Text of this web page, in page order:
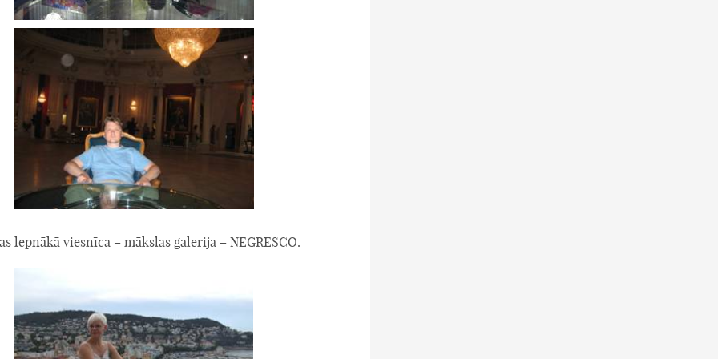
lepnākā viesnīca – mākslas galerija – NEGRESCO.